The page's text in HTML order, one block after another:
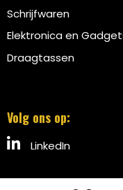
Schrijfwaren
Elektronica en
Draagtassen
Volg ons op:
LinkedIn